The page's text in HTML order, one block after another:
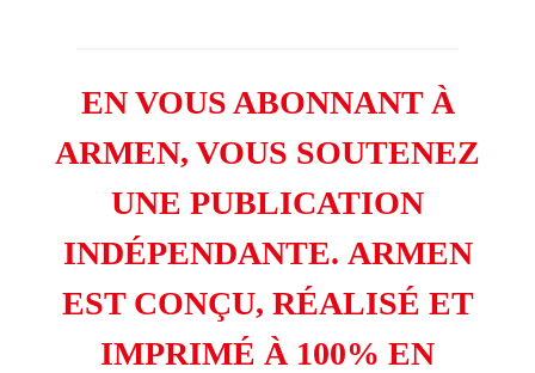
EN VOUS ABONNANT À
ARMEN, VOUS SOUTENEZ
UNE PUBLICATION
INDÉPENDANTE. ARMEN
EST CONÇU, RÉALISÉ ET
IMPRIMÉ À 100% EN